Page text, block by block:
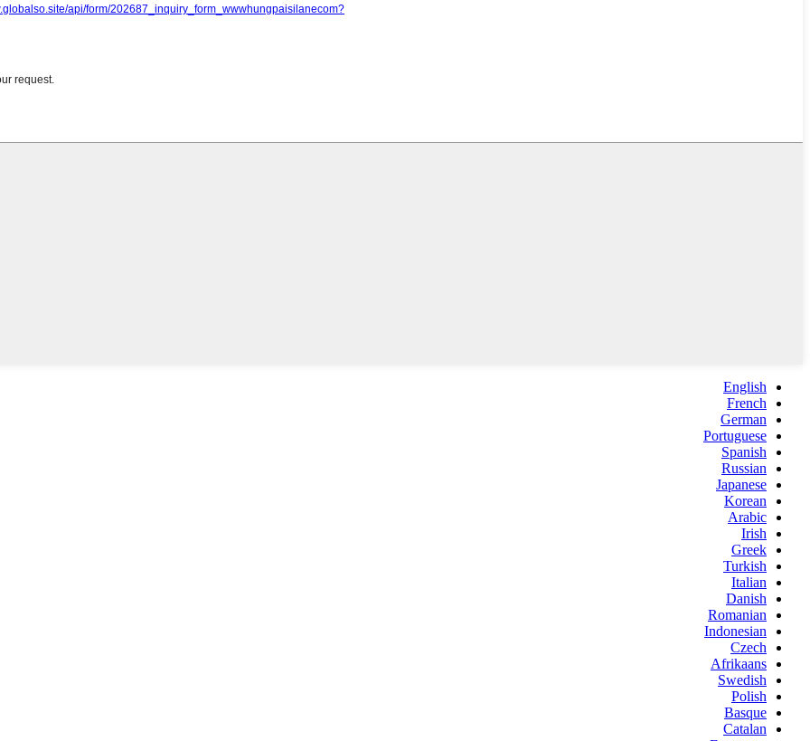
English
French
German
Portuguese
Spanish
Russian
Japanese
Korean
Arabic
Irish
Greek
Turkish
Italian
Danish
Romanian
Indonesian
Czech
Afrikaans
Swedish
Polish
Basque
Catalan